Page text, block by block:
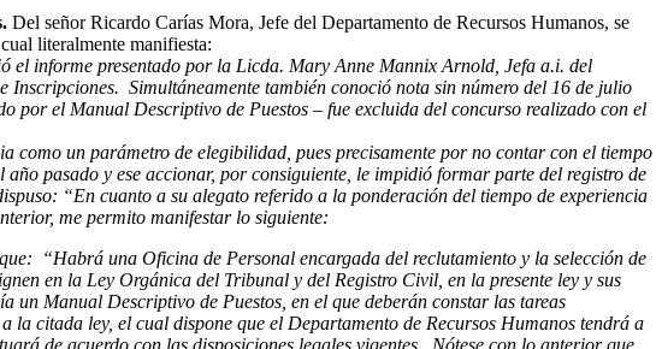
Del señor Ricardo Carías Mora, Jefe del Departamento de Recursos Humanos, se
literalmente manifiesta:
el informe presentado por la Licda. Mary Anne Mannix Arnold, Jefa a.i. del
Simultáneamente también conoció nota sin número del 16 de julio
el Manual Descriptivo de Puestos – fue excluida del concurso realizado con el
como un parámetro de elegibilidad, pues precisamente por no contar con el tiempo
pasado y ese accionar, por consiguiente, le impidió formar parte del registro de
“En cuanto a su alegato referido a la ponderación del tiempo de experiencia
me permito manifestar lo siguiente:
“Habrá una Oficina de Personal encargada del reclutamiento y la selección de
en la Ley Orgánica del Tribunal y del Registro Civil, en la presente ley y sus
un Manual Descriptivo de Puestos, en el que deberán constar las tareas
citada ley, el cual dispone que el Departamento de Recursos Humanos tendrá a
de acuerdo con las disposiciones legales vigentes. Nótese con lo anterior que,